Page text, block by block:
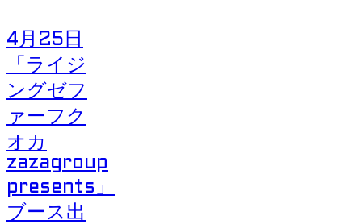
4月25日
「ライジ
ングゼフ
ァーフク
オカ
zazagroup
presents」
ブース出